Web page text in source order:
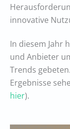
innovative
In diesem Jahr
und Anbieter
Trends
Ergebnisse
hier).